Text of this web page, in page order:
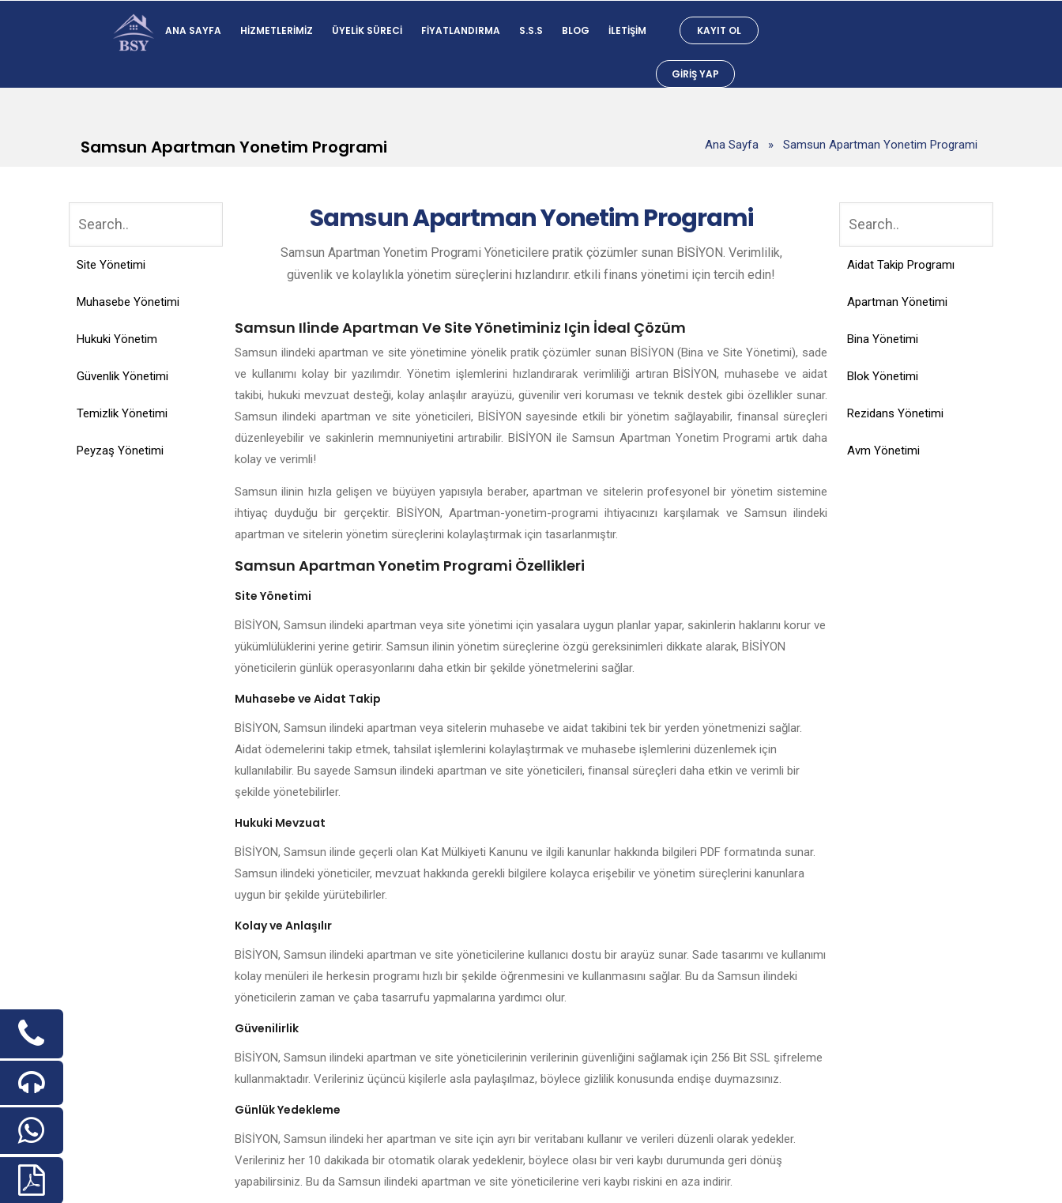
ANA SAYFA HIZMETLERIMIZ ÜYELIK SÜRECI FIYATLANDIRMA S.S.S BLOG İLETIŞIM KAYIT OL
GIRIŞ YAP
Samsun Apartman Yonetim Programi Ana Sayfa » Samsun Apartman Yonetim Programi
Site Yönetimi
Muhasebe Yönetimi
Hukuki Yönetim
Güvenlik Yönetimi
Temizlik Yönetimi
Peyzaş Yönetimi
SamsunApartman Yonetim Programi
Samsun Apartman Yonetim Programi Yöneticilere pratik çözümler sunan BİSİYON. Verimlilik,
güvenlik ve kolaylıkla yönetim süreçlerini hızlandırır. etkili finans yönetimi için tercih edin!
Samsun Ilinde Apartman Ve Site Yönetiminiz Için İdeal Çözüm
Samsun ilindeki apartman ve site yönetimine yönelik pratik çözümler sunan BİSİYON (Bina ve Site Yönetimi), sade
ve kullanımı kolay bir yazılımdır. Yönetim işlemlerini hızlandırarak verimliliği artıran BİSİYON, muhasebe ve aidat
takibi, hukuki mevzuat desteği, kolay anlaşılır arayüzü, güvenilir veri koruması ve teknik destek gibi özellikler sunar.
Samsun ilindeki apartman ve site yöneticileri, BİSİYON sayesinde etkili bir yönetim sağlayabilir, finansal süreçleri
düzenleyebilir ve sakinlerin memnuniyetini artırabilir. BİSİYON ile Samsun Apartman Yonetim Programi artık daha
kolay ve verimli!
Samsun ilinin hızla gelişen ve büyüyen yapısıyla beraber, apartman ve sitelerin profesyonel bir yönetim sistemine
ihtiyaç duyduğu bir gerçektir. BİSİYON, Apartman-yonetim-programi ihtiyacınızı karşılamak ve Samsun ilindeki
apartman ve sitelerin yönetim süreçlerini kolaylaştırmak için tasarlanmıştır.
Samsun Apartman Yonetim Programi Özellikleri
Site Yönetimi
BİSİYON, Samsun ilindeki apartman veya site yönetimi için yasalara uygun planlar yapar, sakinlerin haklarını korur ve
yükümlülüklerini yerine getirir. Samsun ilinin yönetim süreçlerine özgü gereksinimleri dikkate alarak, BİSİYON
yöneticilerin günlük operasyonlarını daha etkin bir şekilde yönetmelerini sağlar.
Muhasebe ve Aidat Takip
BİSİYON, Samsun ilindeki apartman veya sitelerin muhasebe ve aidat takibini tek bir yerden yönetmenizi sağlar.
Aidat ödemelerini takip etmek, tahsilat işlemlerini kolaylaştırmak ve muhasebe işlemlerini düzenlemek için
kullanılabilir. Bu sayede Samsun ilindeki apartman ve site yöneticileri, finansal süreçleri daha etkin ve verimli bir
şekilde yönetebilirler.
Hukuki Mevzuat
BİSİYON, Samsun ilinde geçerli olan Kat Mülkiyeti Kanunu ve ilgili kanunlar hakkında bilgileri PDF formatında sunar.
Samsun ilindeki yöneticiler, mevzuat hakkında gerekli bilgilere kolayca erişebilir ve yönetim süreçlerini kanunlara
uygun bir şekilde yürütebilirler.
Kolay ve Anlaşılır
BİSİYON, Samsun ilindeki apartman ve site yöneticilerine kullanıcı dostu bir arayüz sunar. Sade tasarımı ve kullanımı
kolay menüleri ile herkesin programı hızlı bir şekilde öğrenmesini ve kullanmasını sağlar. Bu da Samsun ilindeki
yöneticilerin zaman ve çaba tasarrufu yapmalarına yardımcı olur.
Güvenilirlik
BİSİYON, Samsun ilindeki apartman ve site yöneticilerinin verilerinin güvenliğini sağlamak için 256 Bit SSL şifreleme
kullanmaktadır. Verileriniz üçüncü kişilerle asla paylaşılmaz, böylece gizlilik konusunda endişe duymazsınız.
Günlük Yedekleme
BİSİYON, Samsun ilindeki her apartman ve site için ayrı bir veritabanı kullanır ve verileri düzenli olarak yedekler.
Verileriniz her 10 dakikada bir otomatik olarak yedeklenir, böylece olası bir veri kaybı durumunda geri dönüş
yapabilirsiniz. Bu da Samsun ilindeki apartman ve site yöneticilerine veri kaybı riskini en aza indirir.
Aidat Takip Programı
Apartman Yönetimi
Bina Yönetimi
Blok Yönetimi
Rezidans Yönetimi
Avm Yönetimi